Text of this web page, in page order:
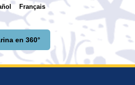
Français
en 360°